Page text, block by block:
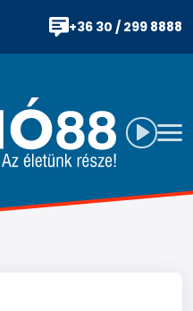
+36 30 / 299 8888